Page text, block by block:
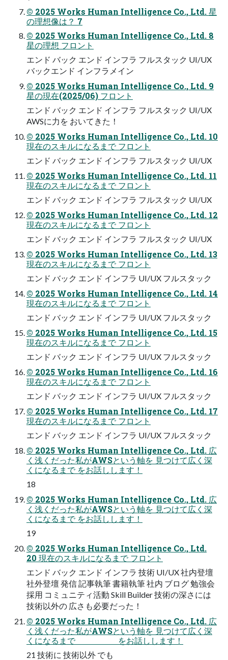
© 2025 Works Human Intelligence Co., Ltd. 星
の理想像は？ 7
© 2025 Works Human Intelligence Co., Ltd. 8
星の理想 フロント
エンド バック エンド インフラ フルスタック UI/UX
バックエンド インフラメイン
© 2025 Works Human Intelligence Co., Ltd. 9
星の現在(2025/06) フロント
エンド バック エンド インフラ フルスタック UI/UX
AWSに⼒を おいてきた！
© 2025 Works Human Intelligence Co., Ltd. 10
現在のスキルになるまで フロント
エンド バック エンド インフラ フルスタック UI/UX
© 2025 Works Human Intelligence Co., Ltd. 11
現在のスキルになるまで フロント
エンド バック エンド インフラ フルスタック UI/UX
© 2025 Works Human Intelligence Co., Ltd. 12
現在のスキルになるまで フロント
エンド バック エンド インフラ フルスタック UI/UX
© 2025 Works Human Intelligence Co., Ltd. 13
現在のスキルになるまで フロント
エンド バック エンド インフラ UI/UX フルスタック
© 2025 Works Human Intelligence Co., Ltd. 14
現在のスキルになるまで フロント
エンド バック エンド インフラ UI/UX フルスタック
© 2025 Works Human Intelligence Co., Ltd. 15
現在のスキルになるまで フロント
エンド バック エンド インフラ UI/UX フルスタック
© 2025 Works Human Intelligence Co., Ltd. 16
現在のスキルになるまで フロント
エンド バック エンド インフラ UI/UX フルスタック
© 2025 Works Human Intelligence Co., Ltd. 17
現在のスキルになるまで フロント
エンド バック エンド インフラ UI/UX フルスタック
© 2025 Works Human Intelligence Co., Ltd. 広
く浅くだった私がAWSという軸を ⾒つけて広く深
くになるまで をお話しします！
18
© 2025 Works Human Intelligence Co., Ltd. 広
く浅くだった私がAWSという軸を ⾒つけて広く深
くになるまで をお話しします！
19
© 2025 Works Human Intelligence Co., Ltd.
20 現在のスキルになるまで フロント
エンド バック エンド インフラ 技術 UI/UX 社内登壇
社外登壇 発信 記事執筆 書籍執筆 社内 ブログ 勉強会
採⽤ コミュニティ活動 Skill Builder 技術の深さには
技術以外の 広さも必要だった！
© 2025 Works Human Intelligence Co., Ltd. 広
く浅くだった私がAWSという軸を ⾒つけて広く深
くになるまで をお話しします！
21 技術に 技術以外 でも